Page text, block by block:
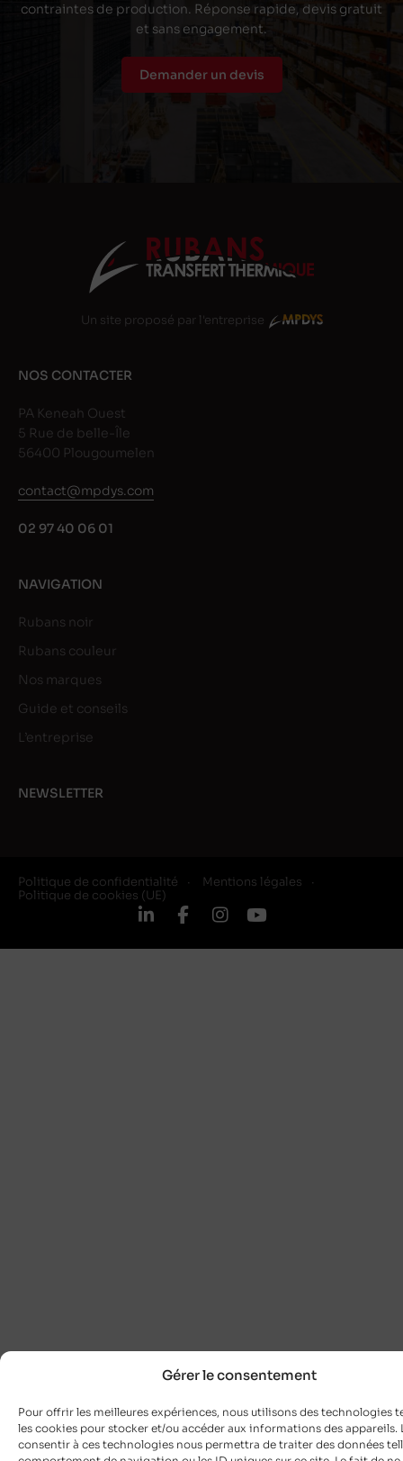
Gérer le consentement
Pour offrir les meilleures expériences, nous utilisons des technologies
les cookies pour stocker et/ou accéder aux informations des appareils.
consentir à ces technologies nous permettra de traiter des données
contraintes de production. Réponse rapide, devis gratuit
et sans engagement.
Demander un devis
Un site proposé par l'entreprise
NOS CONTACTER
PA Keneah Ouest
5 Rue de belle-Île
56400 Plougoumelen
contact@mpdys.com
02 97 40 06 01
NAVIGATION
Rubans noir
Rubans couleur
Nos marques
Guide et conseils
L’entreprise
NEWSLETTER
Politique de confidentialité
Mentions légales
Politique de cookies (UE)